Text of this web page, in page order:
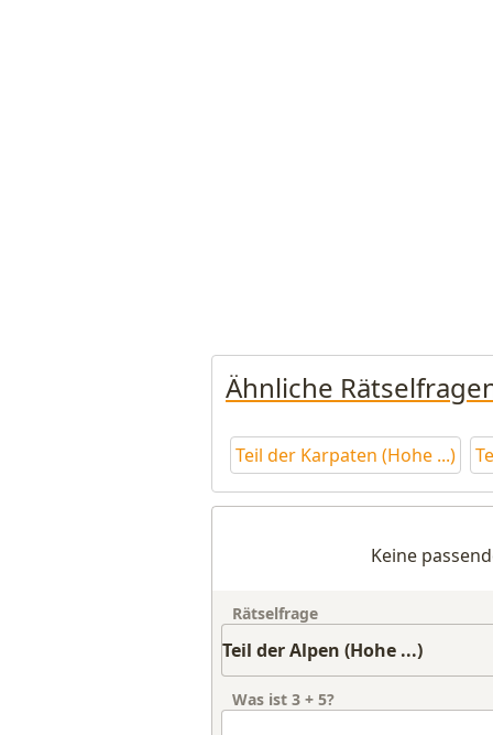
Ähnliche
Teil der Karpaten (Hohe ...)
Keine
Rätselfrage
Was ist 3 + 5?